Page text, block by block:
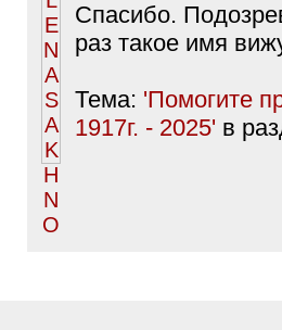
Спасибо.
раз такое имя
Тема: 'Помогите
1917г. - 2025' в